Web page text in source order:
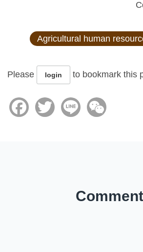
Agricultural human
Please login to bookmark this
FacebookTwitter Line
Comment